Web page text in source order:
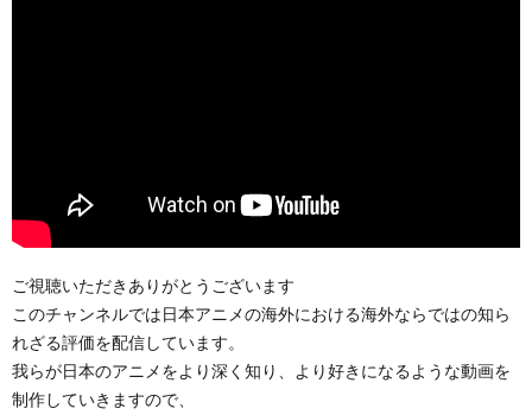
ご視聴いただきありがとうございます
このチャンネルでは日本アニメの海外における海外ならではの知ら
れざる評価を配信しています。
我らが日本のアニメをより深く知り、より好きになるような動画を
制作していきますので、